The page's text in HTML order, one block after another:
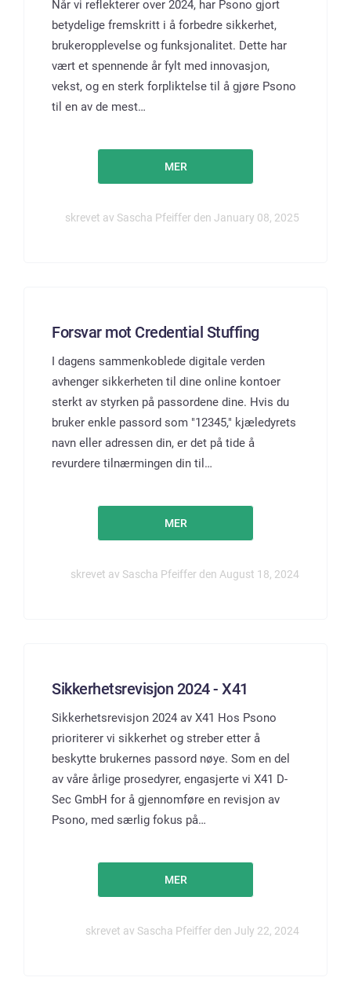
Når vi reflekterer over 2024, har Psono gjort
betydelige fremskritt i å forbedre sikkerhet,
brukeropplevelse og funksjonalitet. Dette har
vært et spennende år fylt med innovasjon,
vekst, og en sterk forpliktelse til å gjøre Psono
til en av de mest…
MER
skrevet av Sascha Pfeiffer den January 08, 2025
Forsvar mot Credential Stuffing
I dagens sammenkoblede digitale verden
avhenger sikkerheten til dine online kontoer
sterkt av styrken på passordene dine. Hvis du
bruker enkle passord som "12345," kjæledyrets
navn eller adressen din, er det på tide å
revurdere tilnærmingen din til…
MER
skrevet av Sascha Pfeiffer den August 18, 2024
Sikkerhetsrevisjon 2024 - X41
Sikkerhetsrevisjon 2024 av X41 Hos Psono
prioriterer vi sikkerhet og streber etter å
beskytte brukernes passord nøye. Som en del
av våre årlige prosedyrer, engasjerte vi X41 D-
Sec GmbH for å gjennomføre en revisjon av
Psono, med særlig fokus på…
MER
skrevet av Sascha Pfeiffer den July 22, 2024